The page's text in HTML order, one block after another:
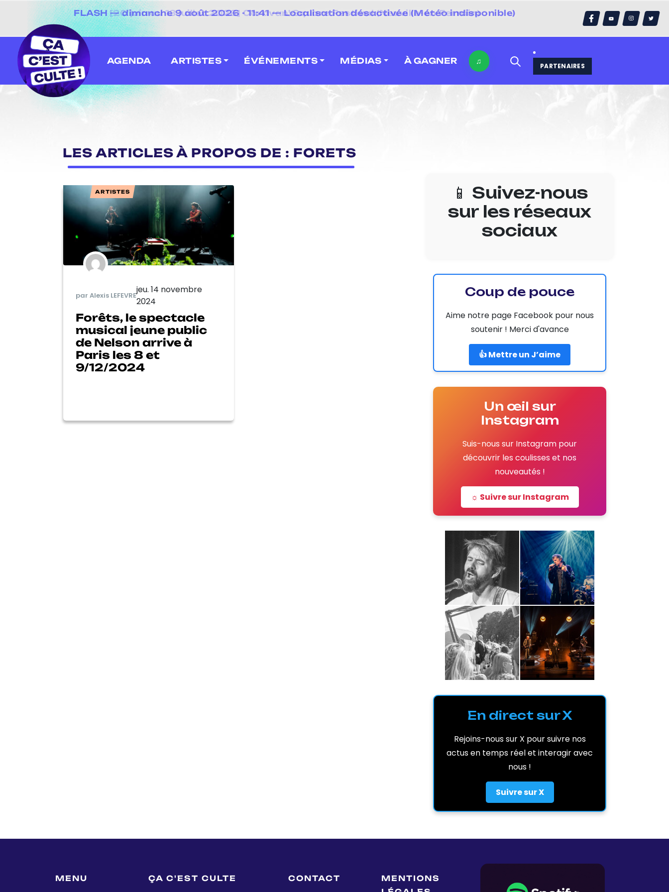
⚡
FLASH — dimanche 9 août 2026 - 11:41 — Localisation désactivée (Météo indisponible)
[20 juin au 13 juillet 2026] Caravan' Square Festival (Neuville-en-Ferrain)
AGENDA ARTISTES ÉVÉNEMENTS MÉDIAS À GAGNER ♫
PARTENAIRES
LES ARTICLES À PROPOS DE : FORETS
ARTISTES
par Alexis LEFEVRE
jeu. 14 novembre
2024
Forêts, le spectacle
musical jeune public
de Nelson arrive à
Paris les 8 et
9/12/2024
📱 Suivez-nous
sur les réseaux
sociaux
Coup de pouce
Aime notre page Facebook pour nous
soutenir ! Merci d'avance
👍 Mettre un J’aime
Un œil sur
Instagram
Suis-nous sur Instagram pour
découvrir les coulisses et nos
nouveautés !
☼ Suivre sur Instagram
En direct sur X
Rejoins-nous sur X pour suivre nos
actus en temps réel et interagir avec
nous !
Suivre sur X
MENU ÇA C'EST CULTE CONTACT
MENTIONS